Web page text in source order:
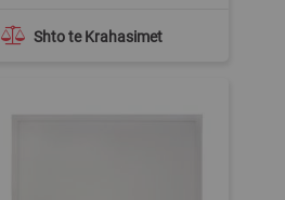
Shto te Krahasimet